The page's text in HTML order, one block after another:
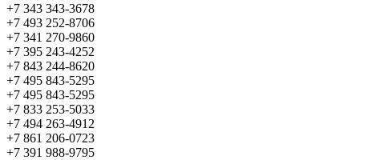
+7 343 343-3678
+7 493 252-8706
+7 341 270-9860
+7 395 243-4252
+7 843 244-8620
+7 495 843-5295
+7 495 843-5295
+7 833 253-5033
+7 494 263-4912
+7 861 206-0723
+7 391 988-9795